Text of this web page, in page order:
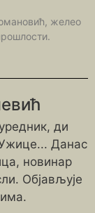
желео
ди
Данас
новинар
Објављује